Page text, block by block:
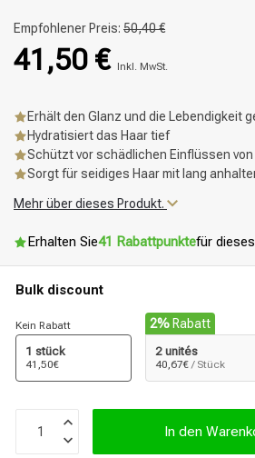
Empfohlener Preis: 50,40 €
41,50 € Inkl. MwSt.
Erhält den Glanz und die Lebendigkeit
Hydratisiert das Haar tief
Schützt vor schädlichen Einflüssen
Sorgt für seidiges Haar mit lang
Mehr über dieses Produkt.
Erhalten Sie41 Rabattpunktefür
Bulk discount
Kein Rabatt
1 stück
41,50€
2% Rabatt
2 unités
40,67€ / Stück
In den